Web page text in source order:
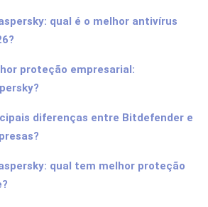
qual é o melhor antivírus
proteção empresarial:
diferenças entre Bitdefender e
qual tem melhor proteção